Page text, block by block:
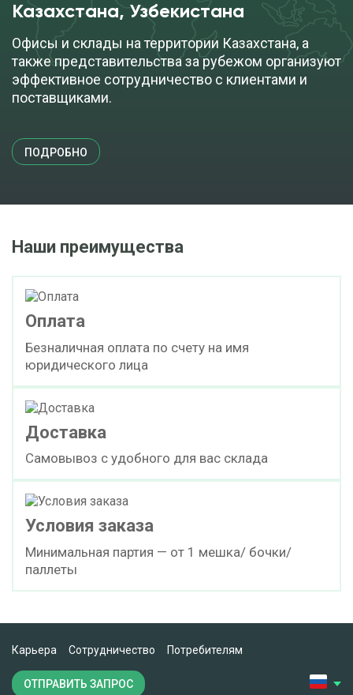
Казахстана, Узбекистана
Офисы и склады на территории Казахстана, а
также представительства за рубежом организуют
эффективное сотрудничество с клиентами и
поставщиками.
ПОДРОБНО
Наши преимущества
Оплата
Безналичная оплата по счету на имя
юридического лица
Доставка
Самовывоз с удобного для вас склада
Условия заказа
Минимальная партия — от 1 мешка/ бочки/
паллеты
Карьера Сотрудничество Потребителям
ОТПРАВИТЬ ЗАПРОС